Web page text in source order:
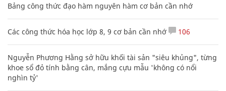
Bảng công thức đạo hàm nguyên hàm cơ bản cần nhớ
Các công thức hóa học lớp 8, 9 cơ bản cần nhớ 106
Nguyễn Phương Hằng sở hữu khối tài sản "siêu khủng", từng
khoe sổ đỏ tính bằng cân, mắng cựu mẫu 'không có nổi
nghìn tỷ'